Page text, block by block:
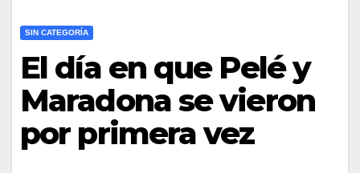
SIN CATEGORÍA
El día en que Pelé y
Maradona se vieron
por primera vez